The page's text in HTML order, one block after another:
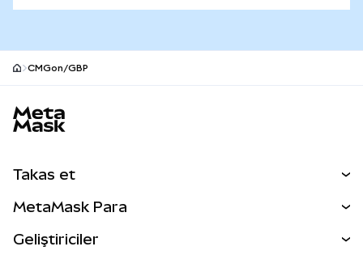
CMGon/GBP
Takas et
Perps
MetaMask Para
Geliştiriciler